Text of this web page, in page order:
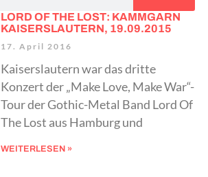
LORD OF THE LOST: KAMMGARN
KAISERSLAUTERN, 19.09.2015
17. April 2016
Kaiserslautern war das dritte
Konzert der „Make Love, Make War“-
Tour der Gothic-Metal Band Lord Of
The Lost aus Hamburg und
WEITERLESEN »